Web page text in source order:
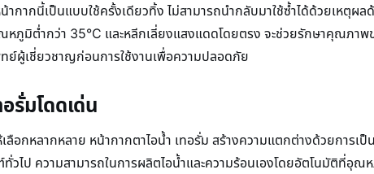
กากนี้เป็นแบบใช้ครั้งเดียวทิ้ง ไม่สามารถนำกลับมาใช้ซ้ำได้ด้วยเหตุผล
ภูมิต่ำกว่า 35°C และหลีกเลี่ยงแสงแดดโดยตรง จะช่วยรักษาคุณภา
ย์ผู้เชี่ยวชาญก่อนการใช้งานเพื่อความปลอดภัย
รั่มโดดเด่น
อกหลากหลาย หน้ากากตาไอน้ำ เทอรั่ม สร้างความแตกต่างด้วยการเป็น
ไป ความสามารถในการผลิตไอน้ำและความร้อนเองโดยอัตโนมัติที่อุ